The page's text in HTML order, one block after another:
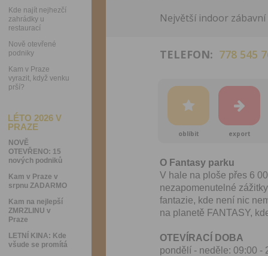
Kde najít nejhezčí
zahrádky u
restaurací
Nově otevřené
podniky
Kam v Praze
vyrazit, když venku
prší?
LÉTO 2026 V
PRAZE
NOVĚ
OTEVŘENO: 15
nových podniků
Kam v Praze v
srpnu ZADARMO
Kam na nejlepší
ZMRZLINU v
Praze
LETNÍ KINA: Kde
všude se promítá
Největší indoor zábavní
TELEFON: 778 545
oblíbit export
O Fantasy parku
V hale na ploše přes 6
nezapomenutelné
fantazie, kde není nic
na planetě FANTASY,
OTEVÍRACÍ DOBA
pondělí - neděle: 09:00 -